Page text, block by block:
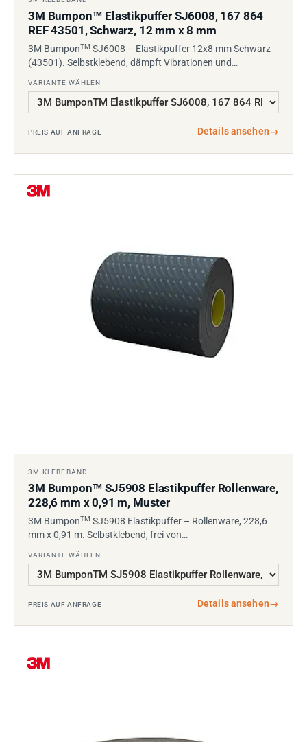
3M BumponTM Elastikpuffer SJ6008, 167 864
REF 43501, Schwarz, 12 mm x 8 mm
3M BumponTM SJ6008 – Elastikpuffer 12x8 mm Schwarz
(43501). Selbstklebend, dämpft Vibrationen und…
VARIANTE WÄHLEN
PREIS AUF ANFRAGE Details ansehen→
3M KLEBEBAND
3M BumponTM SJ5908 Elastikpuffer Rollenware,
228,6 mm x 0,91 m, Muster
3M BumponTM SJ5908 Elastikpuffer – Rollenware, 228,6
mm x 0,91 m. Selbstklebend, frei von…
VARIANTE WÄHLEN
PREIS AUF ANFRAGE Details ansehen→